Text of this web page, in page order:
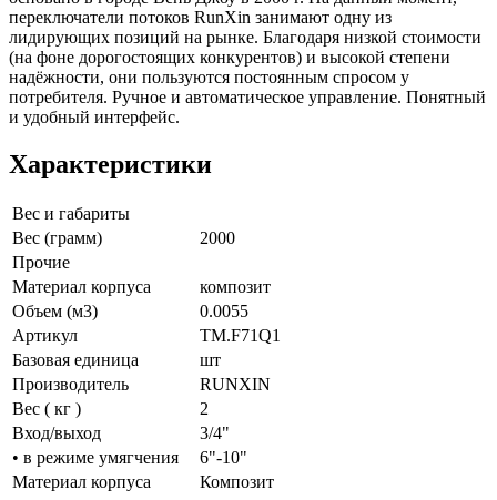
переключатели потоков RunXin занимают одну из
лидирующих позиций на рынке. Благодаря низкой стоимости
(на фоне дорогостоящих конкурентов) и высокой степени
надёжности, они пользуются постоянным спросом у
потребителя. Ручное и автоматическое управление. Понятный
и удобный интерфейс.
Характеристики
Вес и габариты
Вес (грамм)
2000
Прочие
Материал корпуса
композит
Объем (м3)
0.0055
Артикул
TM.F71Q1
Базовая единица
шт
Производитель
RUNXIN
Вес ( кг )
2
Вход/выход
3/4"
• в режиме умягчения
6"-10"
Материал корпуса
Композит